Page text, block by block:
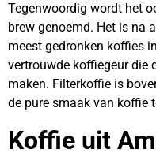
Tegenwoordig wordt het
brew genoemd. Het is na
meest gedronken koffies
vertrouwde koffiegeur die
maken. Filterkoffie is
de pure smaak van koffie
Koffie uit